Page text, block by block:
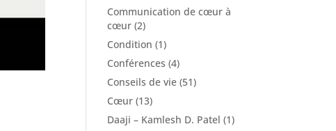
Communication de cœur à
cœur (2)
Condition (1)
Conférences (4)
Conseils de vie (51)
Cœur (13)
Daaji – Kamlesh D. Patel (1)